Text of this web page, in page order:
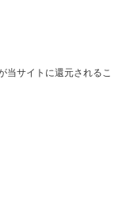
当サイトに還元されるこ